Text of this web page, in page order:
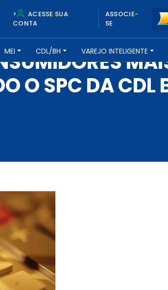
>
ACESSE SUA
CONTA
ASSOCIE-
SE
MEI CDL/BH VAREJO INTELIGENTE
O SPC DA CDL